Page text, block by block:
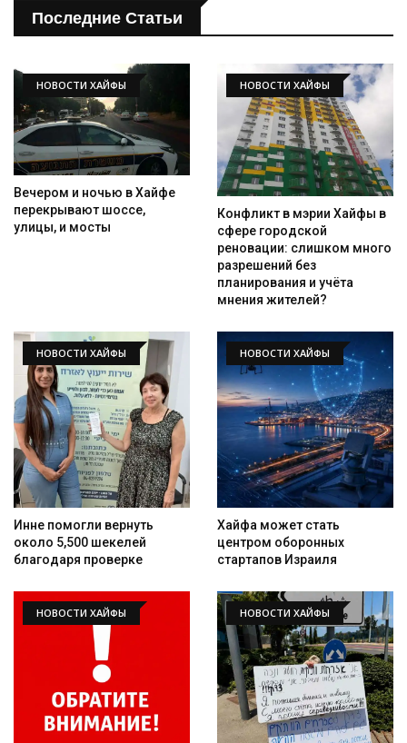
Последние Статьи
НОВОСТИ ХАЙФЫ
Вечером и ночью в Хайфе
перекрывают шоссе,
улицы, и мосты
НОВОСТИ ХАЙФЫ
Конфликт в мэрии Хайфы в
сфере городской
реновации: слишком много
разрешений без
планирования и учёта
мнения жителей?
НОВОСТИ ХАЙФЫ
Инне помогли вернуть
около 5,500 шекелей
благодаря проверке
НОВОСТИ ХАЙФЫ
Хайфа может стать
центром оборонных
стартапов Израиля
НОВОСТИ ХАЙФЫ НОВОСТИ ХАЙФЫ